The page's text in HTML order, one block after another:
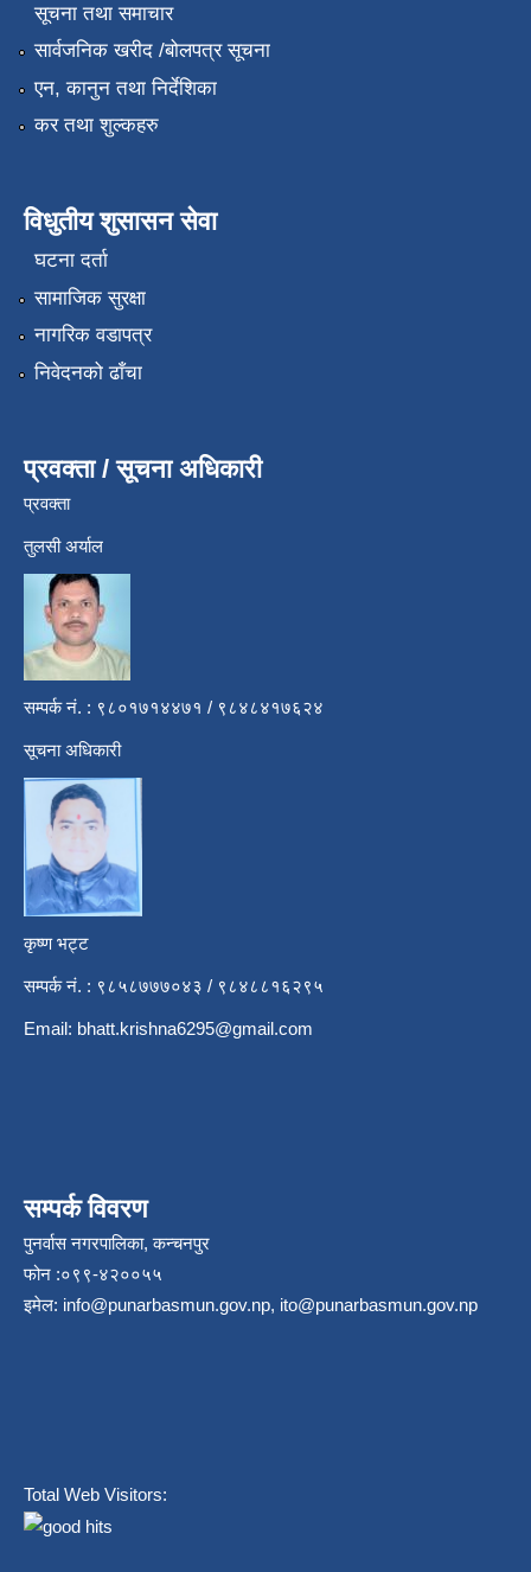
सूचना तथा समाचार
सार्वजनिक खरीद /बोलपत्र सूचना
एन, कानुन तथा निर्देशिका
कर तथा शुल्कहरु
विधुतीय शुसासन सेवा
घटना दर्ता
सामाजिक सुरक्षा
नागरिक वडापत्र
निवेदनको ढाँचा
प्रवक्ता / सूचना अधिकारी
प्रवक्ता
तुलसी अर्याल
सम्पर्क नं. : ९८०१७१४४७१ / ९८४८४१७६२४
सूचना अधिकारी
कृष्ण भट्ट
सम्पर्क नं. : ९८५८७७७०४३ / ९८४८८१६२९५
Email: bhatt.krishna6295@gmail.com
सम्पर्क विवरण
पुनर्वास नगरपालिका, कन्चनपुर
फोन :०९९-४२००५५
इमेल: info@punarbasmun.gov.np, ito@punarbasmun.gov.np
Total Web Visitors: